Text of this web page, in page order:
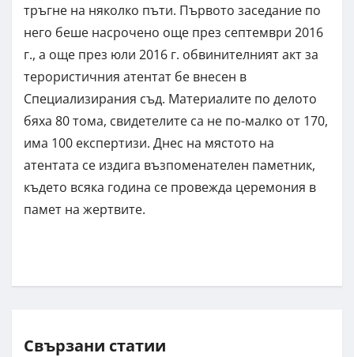
тръгне на няколко пъти. Първото заседание по
него беше насрочено още през септември 2016
г., а още през юли 2016 г. обвинителният акт за
терористичния атентат бе внесен в
Специализирания съд. Материалите по делото
бяха 80 тома, свидетелите са не по-малко от 170,
има 100 експертизи. Днес на мястото на
атентата се издига възпоменателен паметник,
където всяка година се провежда церемония в
памет на жертвите.
Свързани статии